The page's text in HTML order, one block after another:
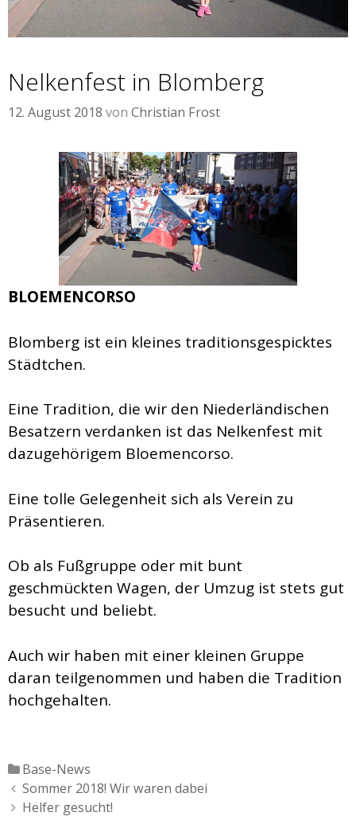
Nelkenfest in Blomberg
12. August 2018 von Christian Frost
BLOEMENCORSO
Blomberg ist ein kleines traditionsgespicktes
Städtchen.
Eine Tradition, die wir den Niederländischen
Besatzern verdanken ist das Nelkenfest mit
dazugehörigem Bloemencorso.
Eine tolle Gelegenheit sich als Verein zu
Präsentieren.
Ob als Fußgruppe oder mit bunt
geschmückten Wagen, der Umzug ist stets gut
besucht und beliebt.
Auch wir haben mit einer kleinen Gruppe
daran teilgenommen und haben die Tradition
hochgehalten.
Katgeorien
Base-News
Artikel-
Navigation
Sommer 2018! Wir waren dabei
Helfer gesucht!